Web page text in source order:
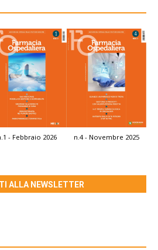
- Febbraio 2026 n.4 - Novembre 2025
ALLA NEWSLETTER